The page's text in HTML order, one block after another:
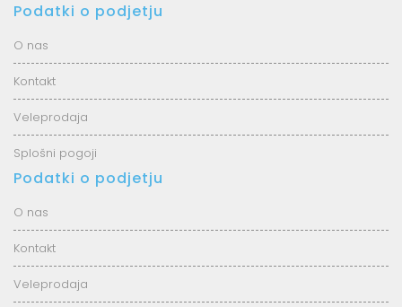
Podatki o podjetju
O nas
Kontakt
Veleprodaja
Splošni pogoji
Podatki o podjetju
O nas
Kontakt
Veleprodaja